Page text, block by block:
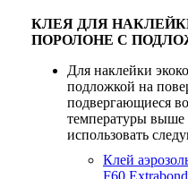
КЛЕЯ ДЛЯ
ПОРОЛОНЕ С
Для наклейки
подложкой на
подвергающиеся
температуры выше
использовать
Клей
F60 Extrabond